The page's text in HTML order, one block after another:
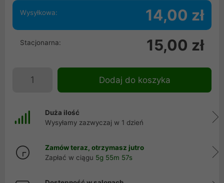
Wysyłkowa: 14,00 zł
Stacjonarna: 15,00 zł
Dodaj do koszyka
Duża ilość
Wysyłamy zazwyczaj w 1 dzień
Zamów teraz, otrzymasz jutro
Zapłać w ciągu 5g 55m 57s